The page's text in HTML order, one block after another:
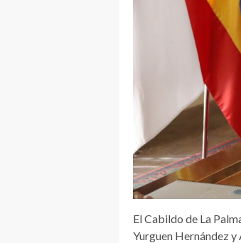
El Cabildo de La
Yurguen Hernández